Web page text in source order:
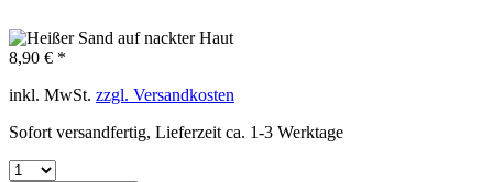
8,90 € *
inkl. MwSt. zzgl. Versandkosten
Sofort versandfertig, Lieferzeit ca. 1-3 Werktage